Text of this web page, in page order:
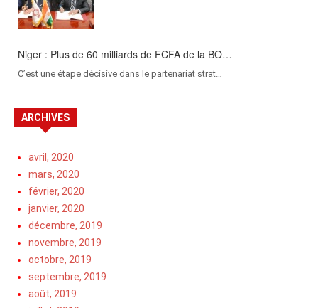
Niger : Plus de 60 milliards de FCFA de la BO…
C’est une étape décisive dans le partenariat strat…
ARCHIVES
avril, 2020
mars, 2020
février, 2020
janvier, 2020
décembre, 2019
novembre, 2019
octobre, 2019
septembre, 2019
août, 2019